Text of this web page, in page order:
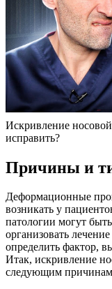
Искривление
исправить?
Причины и
Деформационные
возникать у
патологии могут
организовать
определить фактор,
Итак, искривление
следующим